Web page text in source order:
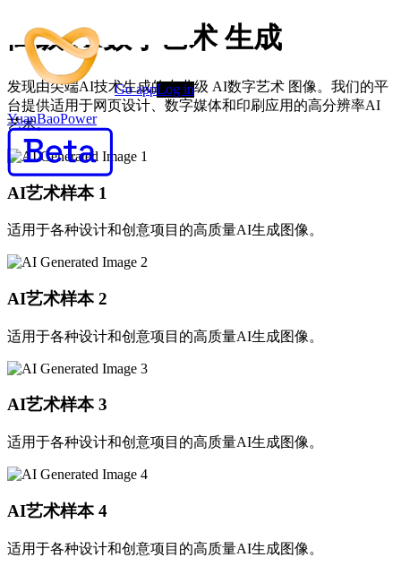
YuanBaoPower
Go appLog in
高级 AI数字艺术 生成
发现由尖端AI技术生成的专业级 AI数字艺术 图像。我们的平
台提供适用于网页设计、数字媒体和印刷应用的高分辨率AI
艺术。
AI艺术样本 1
适用于各种设计和创意项目的高质量AI生成图像。
AI艺术样本 2
适用于各种设计和创意项目的高质量AI生成图像。
AI艺术样本 3
适用于各种设计和创意项目的高质量AI生成图像。
AI艺术样本 4
适用于各种设计和创意项目的高质量AI生成图像。